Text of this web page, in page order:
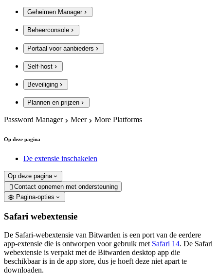
Geheimen Manager
Beheerconsole
Portaal voor aanbieders
Self-host
Beveiliging
Plannen en prijzen
Password Manager Meer More Platforms
Op deze pagina
De extensie inschakelen
Op deze pagina
 Contact opnemen met ondersteuning
Pagina-opties
Safari webextensie
De Safari-webextensie van Bitwarden is een port van de eerdere
app-extensie die is ontworpen voor gebruik met Safari 14. De Safari
webextensie is verpakt met de Bitwarden desktop app die
beschikbaar is in de app store, dus je hoeft deze niet apart te
downloaden.